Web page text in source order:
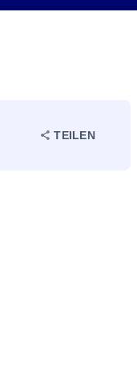
TEILEN